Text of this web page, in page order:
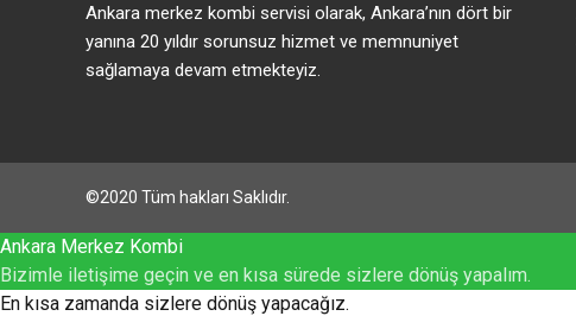
Ankara merkez kombi servisi olarak, Ankara’nın dört bir
yanına 20 yıldır sorunsuz hizmet ve memnuniyet
sağlamaya devam etmekteyiz.
©2020 Tüm hakları Saklıdır.
Ankara Merkez Kombi
Bizimle iletişime geçin ve en kısa sürede sizlere dönüş yapalım.
En kısa zamanda sizlere dönüş yapacağız.